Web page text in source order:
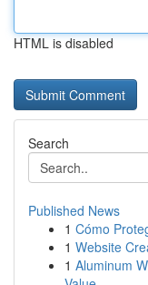
HTML is disabled
Search
Published News
1 Cómo
1 Website
1 Aluminum